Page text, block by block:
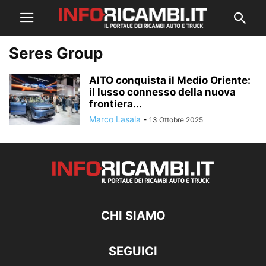
Seres Group
AITO conquista il Medio Oriente:
il lusso connesso della nuova
frontiera...
Marco Lasala - 13 Ottobre 2025
CHI SIAMO
SEGUICI